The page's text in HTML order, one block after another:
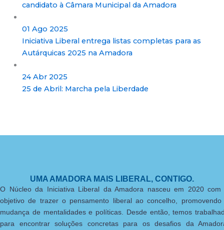
candidato à Câmara Municipal da Amadora
01 Ago 2025
Iniciativa Liberal entrega listas completas para as
Autárquicas 2025 na Amadora
24 Abr 2025
25 de Abril: Marcha pela Liberdade
UMA AMADORA MAIS LIBERAL, CONTIGO.
O Núcleo da Iniciativa Liberal da Amadora nasceu em 2020 com
objetivo de trazer o pensamento liberal ao concelho, promovendo
mudança de mentalidades e políticas. Desde então, temos
para encontrar soluções concretas para os desafios da